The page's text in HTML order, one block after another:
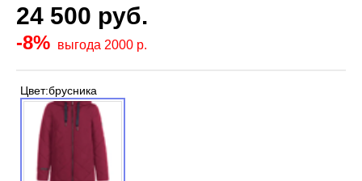
24 500 руб.
-8% выгода 2000 р.
Цвет:брусника